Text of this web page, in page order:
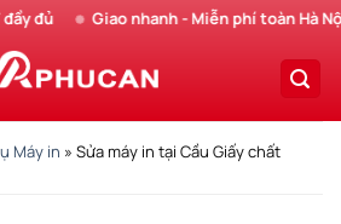
Giao nhanh - Miễn phí toàn Hà Nội
Máy in » Sửa máy in tại Cầu Giấy chất